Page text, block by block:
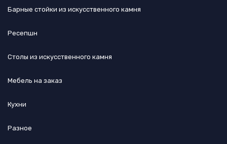
Барные стойки из искусственного камня
Ресепшн
Cтолы из искусственного камня
Мебель на заказ
Кухни
Разное